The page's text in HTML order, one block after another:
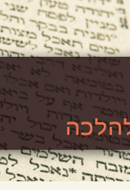
האתר ללימוד